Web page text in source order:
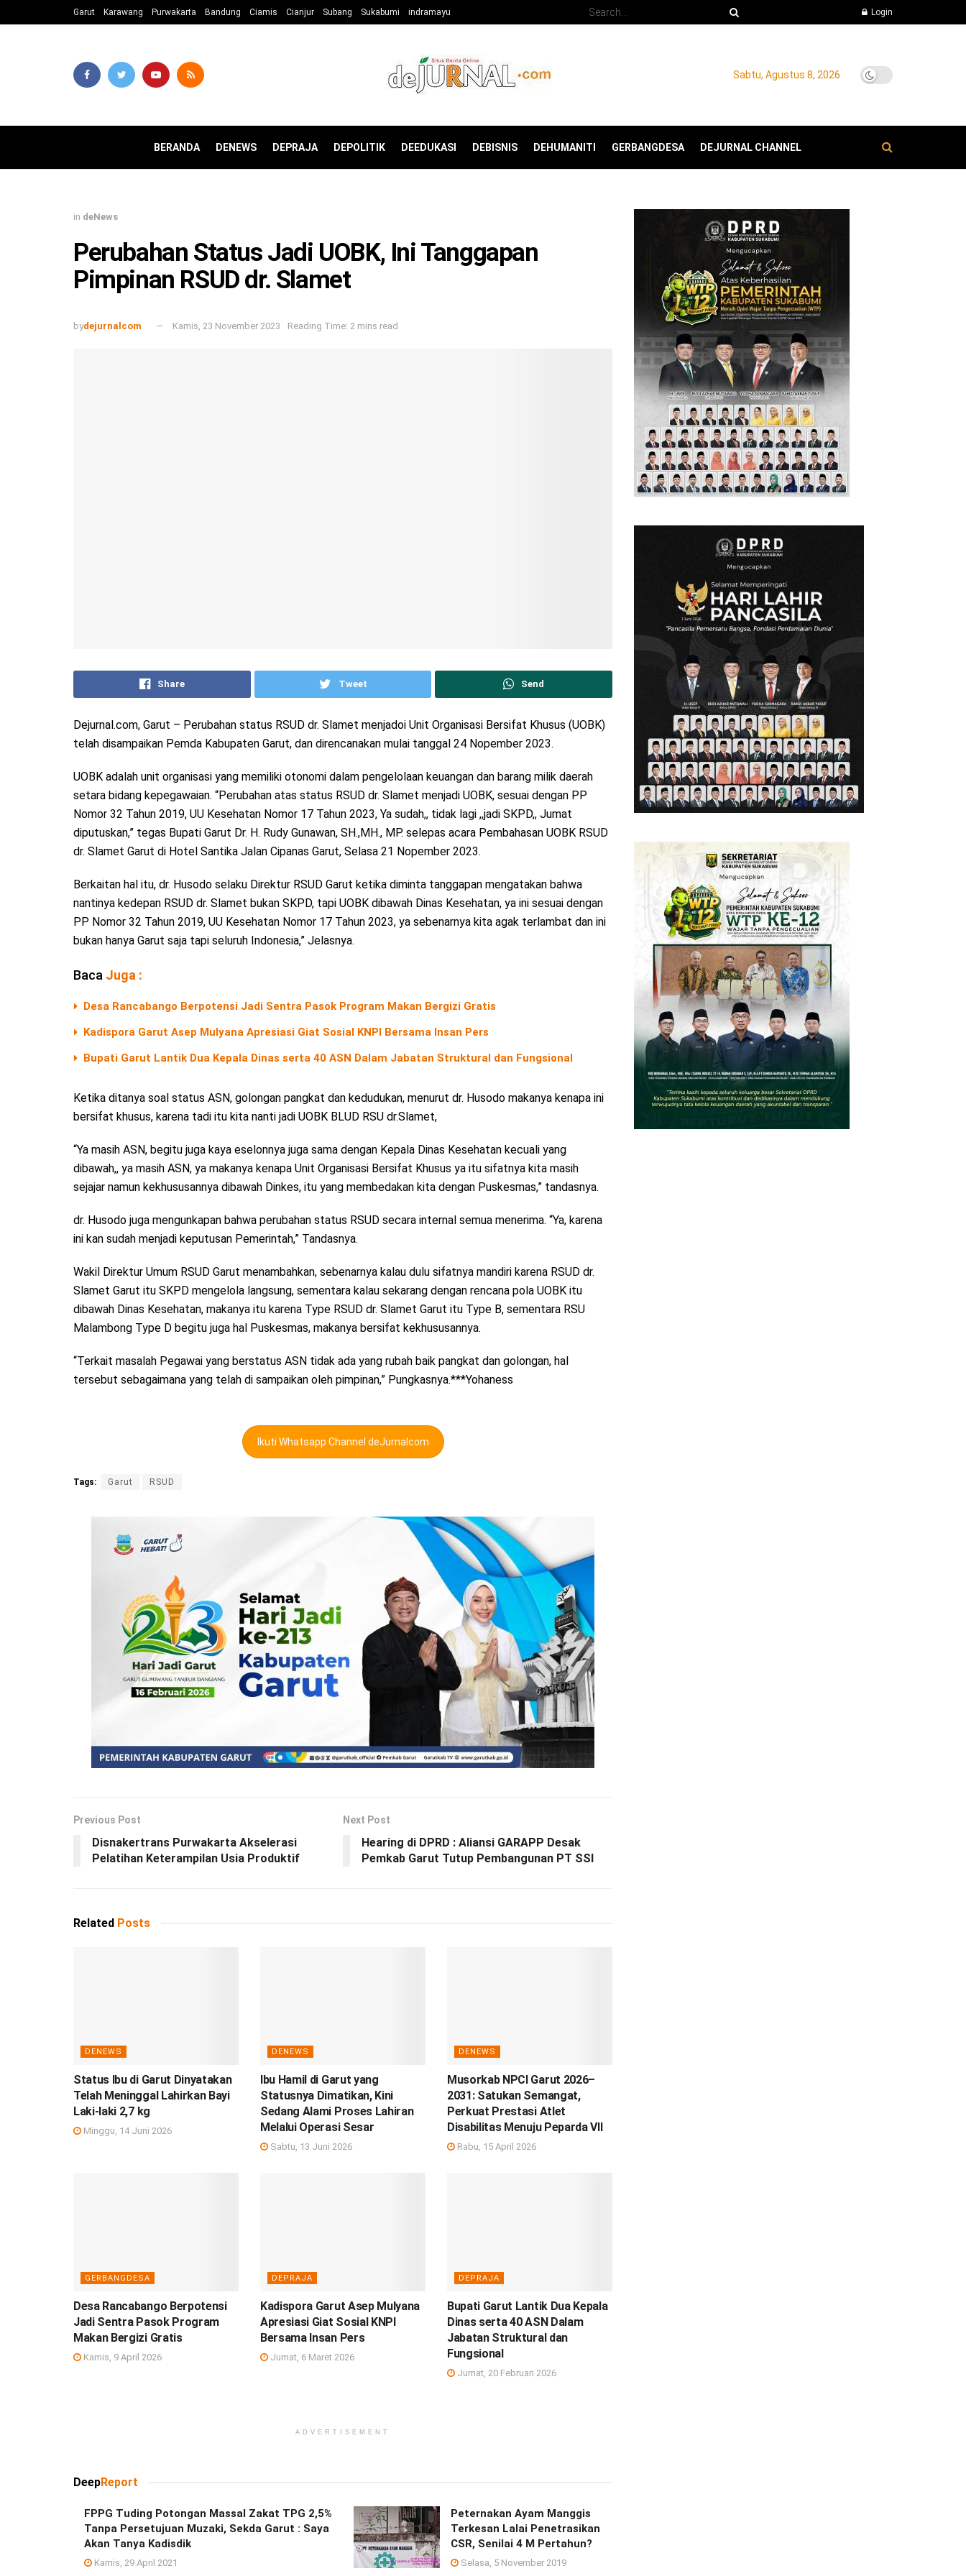
Garut Karawang Purwakarta Bandung Ciamis Cianjur Subang Sukabumi indramayu Login
Sabtu, Agustus 8, 2026
BERANDA DENEWS DEPRAJA DEPOLITIK DEEDUKASI DEBISNIS DEHUMANITI GERBANGDESA DEJURNAL CHANNEL
in deNews
Perubahan Status Jadi UOBK, Ini Tanggapan
Pimpinan RSUD dr. Slamet
bydejurnalcom Kamis, 23 November 2023 Reading Time: 2 mins read
Share Tweet Send
Dejurnal.com, Garut – Perubahan status RSUD dr. Slamet menjadoi Unit Organisasi Bersifat Khusus (UOBK)
telah disampaikan Pemda Kabupaten Garut, dan direncanakan mulai tanggal 24 Nopember 2023.
UOBK adalah unit organisasi yang memiliki otonomi dalam pengelolaan keuangan dan barang milik daerah
setara bidang kepegawaian. “Perubahan atas status RSUD dr. Slamet menjadi UOBK, sesuai dengan PP
Nomor 32 Tahun 2019, UU Kesehatan Nomor 17 Tahun 2023, Ya sudah,, tidak lagi ,,jadi SKPD,, Jumat
diputuskan,” tegas Bupati Garut Dr. H. Rudy Gunawan, SH.,MH., MP. selepas acara Pembahasan UOBK RSUD
dr. Slamet Garut di Hotel Santika Jalan Cipanas Garut, Selasa 21 Nopember 2023.
Berkaitan hal itu, dr. Husodo selaku Direktur RSUD Garut ketika diminta tanggapan mengatakan bahwa
nantinya kedepan RSUD dr. Slamet bukan SKPD, tapi UOBK dibawah Dinas Kesehatan, ya ini sesuai dengan
PP Nomor 32 Tahun 2019, UU Kesehatan Nomor 17 Tahun 2023, ya sebenarnya kita agak terlambat dan ini
bukan hanya Garut saja tapi seluruh Indonesia,” Jelasnya.
Baca Juga :
Desa Rancabango Berpotensi Jadi Sentra Pasok Program Makan Bergizi Gratis
Kadispora Garut Asep Mulyana Apresiasi Giat Sosial KNPI Bersama Insan Pers
Bupati Garut Lantik Dua Kepala Dinas serta 40 ASN Dalam Jabatan Struktural dan Fungsional
Ketika ditanya soal status ASN, golongan pangkat dan kedudukan, menurut dr. Husodo makanya kenapa ini
bersifat khusus, karena tadi itu kita nanti jadi UOBK BLUD RSU dr.Slamet,
“Ya masih ASN, begitu juga kaya eselonnya juga sama dengan Kepala Dinas Kesehatan kecuali yang
dibawah,, ya masih ASN, ya makanya kenapa Unit Organisasi Bersifat Khusus ya itu sifatnya kita masih
sejajar namun kekhususannya dibawah Dinkes, itu yang membedakan kita dengan Puskesmas,” tandasnya.
dr. Husodo juga mengunkapan bahwa perubahan status RSUD secara internal semua menerima. “Ya, karena
ini kan sudah menjadi keputusan Pemerintah,” Tandasnya.
Wakil Direktur Umum RSUD Garut menambahkan, sebenarnya kalau dulu sifatnya mandiri karena RSUD dr.
Slamet Garut itu SKPD mengelola langsung, sementara kalau sekarang dengan rencana pola UOBK itu
dibawah Dinas Kesehatan, makanya itu karena Type RSUD dr. Slamet Garut itu Type B, sementara RSU
Malambong Type D begitu juga hal Puskesmas, makanya bersifat kekhususannya.
“Terkait masalah Pegawai yang berstatus ASN tidak ada yang rubah baik pangkat dan golongan, hal
tersebut sebagaimana yang telah di sampaikan oleh pimpinan,” Pungkasnya.***Yohaness
Ikuti Whatsapp Channel deJurnalcom
Tags: Garut RSUD
Previous Post
Disnakertrans Purwakarta Akselerasi
Pelatihan Keterampilan Usia Produktif
Next Post
Hearing di DPRD : Aliansi GARAPP Desak
Pemkab Garut Tutup Pembangunan PT SSI
Related Posts
DENEWS
Status Ibu di Garut Dinyatakan
Telah Meninggal Lahirkan Bayi
Laki-laki 2,7 kg
Minggu, 14 Juni 2026
DENEWS
Ibu Hamil di Garut yang
Statusnya Dimatikan, Kini
Sedang Alami Proses Lahiran
Melalui Operasi Sesar
Sabtu, 13 Juni 2026
DENEWS
Musorkab NPCI Garut 2026–
2031: Satukan Semangat,
Perkuat Prestasi Atlet
Disabilitas Menuju Peparda VII
Rabu, 15 April 2026
GERBANGDESA
Desa Rancabango Berpotensi
Jadi Sentra Pasok Program
Makan Bergizi Gratis
Kamis, 9 April 2026
DEPRAJA
Kadispora Garut Asep Mulyana
Apresiasi Giat Sosial KNPI
Bersama Insan Pers
Jumat, 6 Maret 2026
DEPRAJA
Bupati Garut Lantik Dua Kepala
Dinas serta 40 ASN Dalam
Jabatan Struktural dan
Fungsional
Jumat, 20 Februari 2026
ADVERTISEMENT
DeepReport
FPPG Tuding Potongan Massal Zakat TPG 2,5%
Tanpa Persetujuan Muzaki, Sekda Garut : Saya
Akan Tanya Kadisdik
Kamis, 29 April 2021
Peternakan Ayam Manggis
Terkesan Lalai Penetrasikan
CSR, Senilai 4 M Pertahun?
Selasa, 5 November 2019